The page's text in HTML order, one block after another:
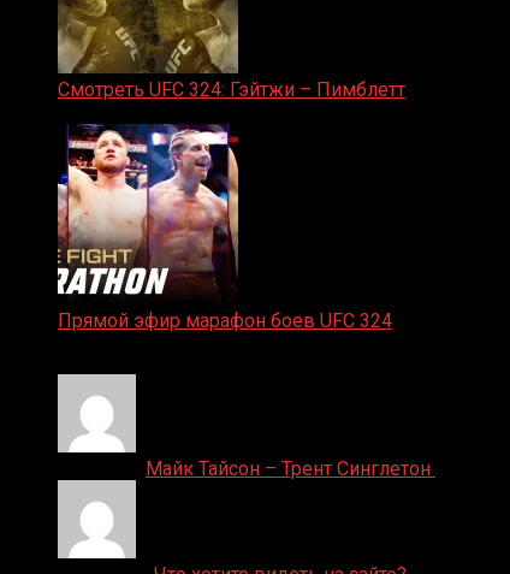
Смотреть UFC 324: Гэйтжи – Пимблетт
Прямой эфир марафон боев UFC 324
Майк Тайсон – Трент Синглетон